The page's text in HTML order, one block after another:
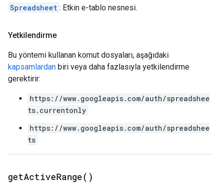
Spreadsheet : Etkin e-tablo nesnesi.
Yetkilendirme
Bu yöntemi kullanan komut dosyaları, aşağıdaki
kapsamlardan biri veya daha fazlasıyla yetkilendirme
gerektirir:
https://www.googleapis.com/auth/spreadshee
ts.currentonly
https://www.googleapis.com/auth/spreadshee
ts
getActiveRange( )